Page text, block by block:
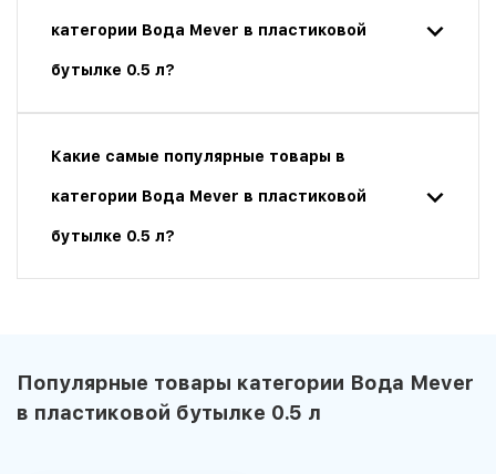
категории Вода Mever в пластиковой
бутылке 0.5 л?
Какие самые популярные товары в
категории Вода Mever в пластиковой
бутылке 0.5 л?
Популярные товары категории Вода Mever
в пластиковой бутылке 0.5 л